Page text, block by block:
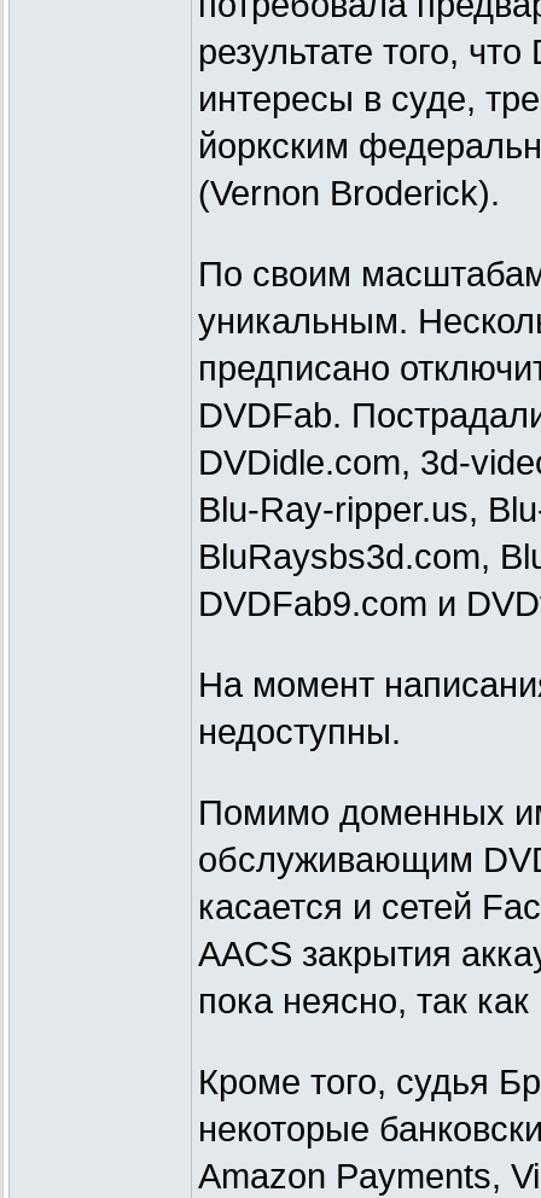
результате того,
интересы в суде,
йоркским
(Vernon Broderick).
По своим
уникальным.
предписано
DVDFab.
DVDidle.com, 3d-
Blu-Ray-ripper.us,
BluRaysbs3d.com,
DVDFab9.com и
На момент
недоступны.
Помимо доменных
обслуживающим
касается и сетей
AACS закрытия
пока неясно, так
Кроме того, судья
некоторые
Amazon Payments,